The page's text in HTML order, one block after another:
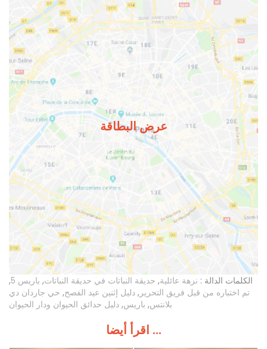
عرض البطاقة
الكلمات الدالة : نزهة عائلية, حديقة النباتات في حديقة النباتات, باريس 5
,
تم اختباره من قبل فريق التحرير , دليل إثنين عيد الفصح, حي جاردان دي
بلانتس, باريس, دليل حدائق الحيوان ودار الحيوان
اقرأ أيضا ...